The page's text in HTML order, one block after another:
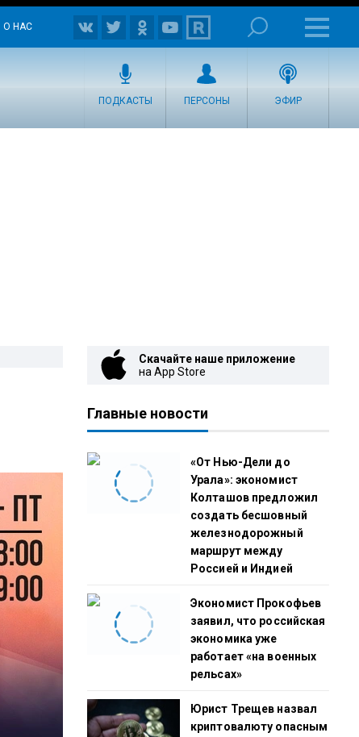
О НАС
ПОДКАСТЫ ПЕРСОНЫ ЭФИР
Скачайте наше приложение
на App Store
Главные новости
«От Нью-Дели до
Урала»: экономист
Колташов предложил
создать бесшовный
железнодорожный
маршрут между
Россией и Индией
Экономист Прокофьев
заявил, что российская
экономика уже
работает «на военных
рельсах»
Юрист Трещев назвал
криптовалюту опасным